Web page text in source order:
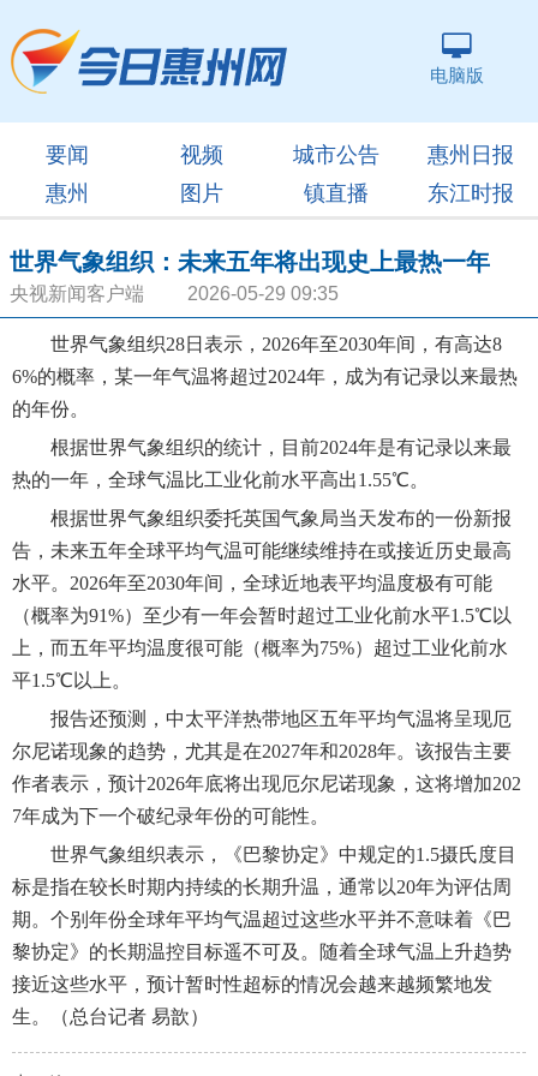
电脑版
要闻 视频 城市公告
惠州日报
惠州
图片 镇直播 东江时报
世界气象组织：未来五年将出现史上最热一年
央视新闻客户端 2026-05-29 09:35
世界气象组织28日表示，2026年至2030年间，有高达8
6%的概率，某一年气温将超过2024年，成为有记录以来最热
的年份。
根据世界气象组织的统计，目前2024年是有记录以来最
热的一年，全球气温比工业化前水平高出1.55℃。
根据世界气象组织委托英国气象局当天发布的一份新报
告，未来五年全球平均气温可能继续维持在或接近历史最高
水平。2026年至2030年间，全球近地表平均温度极有可能
（概率为91%）至少有一年会暂时超过工业化前水平1.5℃以
上，而五年平均温度很可能（概率为75%）超过工业化前水
平1.5℃以上。
报告还预测，中太平洋热带地区五年平均气温将呈现厄
尔尼诺现象的趋势，尤其是在2027年和2028年。该报告主要
作者表示，预计2026年底将出现厄尔尼诺现象，这将增加202
7年成为下一个破纪录年份的可能性。
世界气象组织表示，《巴黎协定》中规定的1.5摄氏度目
标是指在较长时期内持续的长期升温，通常以20年为评估周
期。个别年份全球年平均气温超过这些水平并不意味着《巴
黎协定》的长期温控目标遥不可及。随着全球气温上升趋势
接近这些水平，预计暂时性超标的情况会越来越频繁地发
生。（总台记者 易歆）